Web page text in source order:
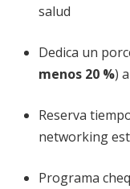
salud
Dedica un
menos 20 %)
Reserva
networking
Programa